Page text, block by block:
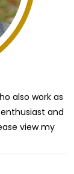
also work as
and
view my